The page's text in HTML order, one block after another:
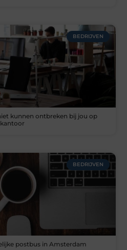
BEDRIJVEN
kunnen ontbreken bij jou op
kantoor
BEDRIJVEN
postbus in Amsterdam